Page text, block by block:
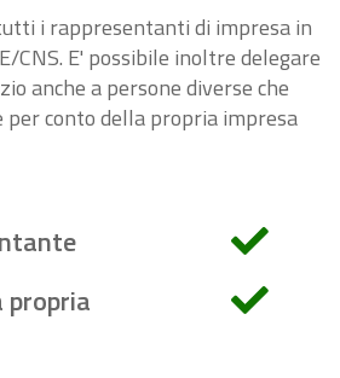
i rappresentanti di impresa in
CNS. E' possibile inoltre delegare
anche a persone diverse che
conto della propria impresa
propria